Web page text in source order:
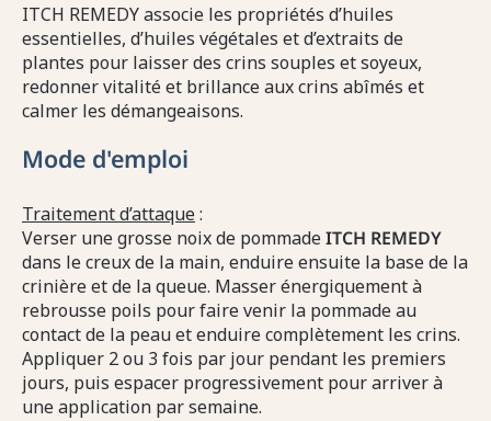
ITCH REMEDY associe les propriétés d’huiles
essentielles, d’huiles végétales et d’extraits de
plantes pour laisser des crins souples et soyeux,
redonner vitalité et brillance aux crins abîmés et
calmer les démangeaisons.
Mode d'emploi
Traitement d’attaque:
Verser une grosse noix de pommadeITCH REMEDY
dans le creux de la main, enduire ensuite la base de la
crinière et de la queue. Masser énergiquement à
rebrousse poils pour faire venir la pommade au
contact de la peau et enduire complètement les crins.
Appliquer 2 ou 3 fois par jour pendant les premiers
jours, puis espacer progressivement pour arriver à
une application par semaine.